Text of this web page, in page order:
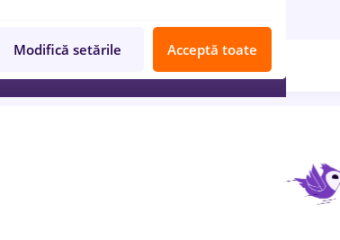
Relevanță
Modifică setările Acceptă toate